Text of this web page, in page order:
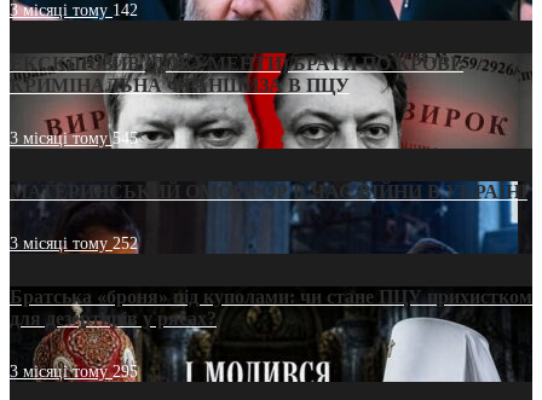
3 місяці тому 142
ЕКСКЛЮЗИВ (ДОКУМЕНТИ)/БРАТИ ПО КРОВІ:
КРИМІНАЛЬНА ФРАНШИЗА В ПЦУ
3 місяці тому545
МАТЕРИНСЬКИЙ ОМОРФОР В ЧАС ВІЙНИ В УКРАЇНІ
3 місяці тому252
Братська «броня» під куполами: чи стане ПЦУ прихистком
для дезертирів у рясах?
3 місяці тому295